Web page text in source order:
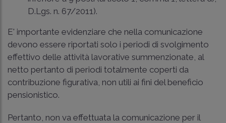
D.Lgs. n. 67/2011 ).
E' importante evidenziare che nella comunicazione
devono essere riportati solo i periodi di svolgimento
effettivo delle attività lavorative summenzionate, al
netto pertanto di periodi totalmente coperti da
contribuzione figurativa, non utili ai fini del beneficio
pensionistico.
Pertanto, non va effettuata la comunicazione per il